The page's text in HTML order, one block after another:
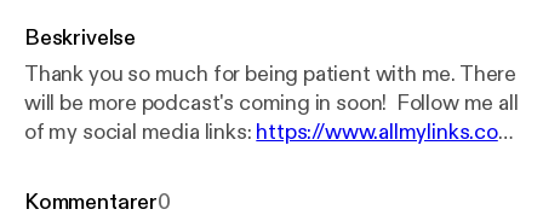
Beskrivelse
Thank you so much for being patient with me. There
will be more podcast's coming in soon! Follow me all
of my social media links: https://www.allmylinks.co
mpnamedthiccback
Kommentarer0